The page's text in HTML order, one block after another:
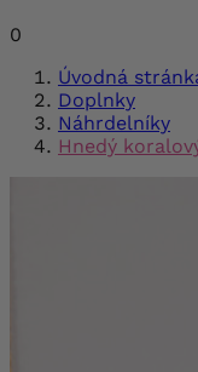
0
Úvodná
Doplnky
Náhrdelníky
Hnedý